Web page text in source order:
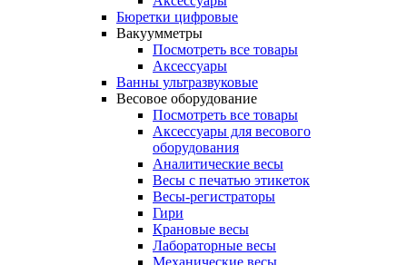
Бюретки цифровые
Вакуумметры
Посмотреть все товары
Аксессуары
Ванны ультразвуковые
Весовое оборудование
Посмотреть все товары
Аксессуары для весового
оборудования
Аналитические весы
Весы с печатью этикеток
Весы-регистраторы
Гири
Крановые весы
Лабораторные весы
Механические весы